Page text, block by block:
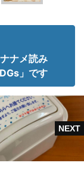
ナメ読み
」です